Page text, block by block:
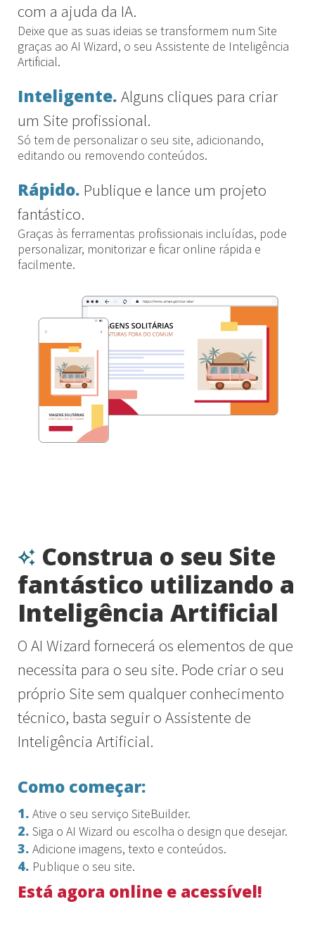
com a ajuda da IA.
Deixe que as suas ideias se transformem num Site
graças ao AI Wizard, o seu Assistente de Inteligência
Artificial.
Inteligente. Alguns cliques para criar
um Site profissional.
Só tem de personalizar o seu site, adicionando,
editando ou removendo conteúdos.
Rápido. Publique e lance um projeto
fantástico.
Graças às ferramentas profissionais incluídas, pode
personalizar, monitorizar e ficar online rápida e
facilmente.
Construa o seu Site
fantástico utilizando a
Inteligência Artificial
O AI Wizard fornecerá os elementos de que
necessita para o seu site. Pode criar o seu
próprio Site sem qualquer conhecimento
técnico, basta seguir o Assistente de
Inteligência Artificial.
Como começar:
1. Ative o seu serviço SiteBuilder.
2. Siga o AI Wizard ou escolha o design que desejar.
3. Adicione imagens, texto e conteúdos.
4. Publique o seu site.
Está agora online e acessível!